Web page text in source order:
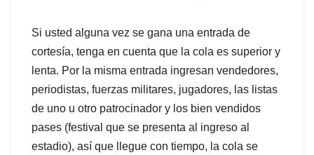
Si usted alguna vez se gana una entrada de
cortesía, tenga en cuenta que la cola es superior y
lenta. Por la misma entrada ingresan vendedores,
periodistas, fuerzas militares, jugadores, las listas
de uno u otro patrocinador y los bien vendidos
pases (festival que se presenta al ingreso al
estadio), así que llegue con tiempo, la cola se